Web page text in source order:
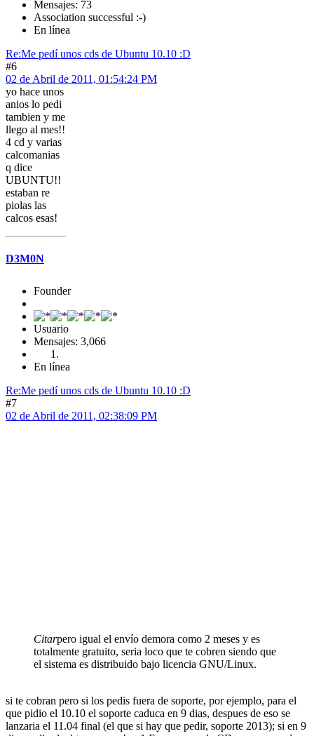
Mensajes: 73
Association successful :-)
En línea
Re:Me pedí­ unos cds de Ubuntu 10.10 :D
#6
02 de Abril de 2011, 01:54:24 PM
yo hace unos
anios lo pedi
tambien y me
llego al mes!!
4 cd y varias
calcomanias
q dice
UBUNTU!!
estaban re
piolas las
calcos esas!
D3M0N
Founder
Usuario
Mensajes: 3,066
En línea
Re:Me pedí­ unos cds de Ubuntu 10.10 :D
#7
02 de Abril de 2011, 02:38:09 PM
Citarpero igual el enví­o demora como 2 meses y es
totalmente gratuito, seria loco que te cobren siendo que
el sistema es distribuido bajo licencia GNU/Linux.
si te cobran pero si los pedis fuera de soporte, por ejemplo, para el
que pidio el 10.10 el soporte caduca en 9 dias, despues de eso se
lanzaria el 11.04 final (el que si hay que pedir, soporte 2013); si en 9